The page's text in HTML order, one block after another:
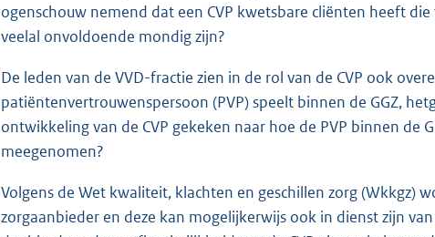
ogenschouw nemend dat een CVP kwetsbare cliënten heeft
veelal onvoldoende mondig zijn?
De leden van de VVD-fractie zien in de rol van de CVP ook
patiëntenvertrouwenspersoon (PVP) speelt binnen de GGZ,
ontwikkeling van de CVP gekeken naar hoe de PVP binnen de
meegenomen?
Volgens de Wet kwaliteit, klachten en geschillen zorg (Wkkgz)
zorgaanbieder en deze kan mogelijkerwijs ook in dienst zijn